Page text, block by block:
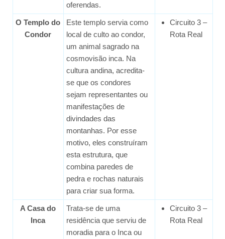
oferendas.
O Templo do
Condor
Este templo servia como
local de culto ao condor,
um animal sagrado na
cosmovisão inca. Na
cultura andina, acredita-
se que os condores
sejam representantes ou
manifestações de
divindades das
montanhas. Por esse
motivo, eles construíram
esta estrutura, que
combina paredes de
pedra e rochas naturais
para criar sua forma.
Circuito 3 –
Rota Real
A Casa do
Inca
Trata-se de uma
residência que serviu de
moradia para o Inca ou
Circuito 3 –
Rota Real